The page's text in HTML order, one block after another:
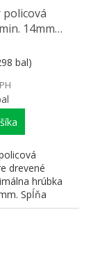
policová
bal)
drevené
hrúbka
Spĺňa
EN